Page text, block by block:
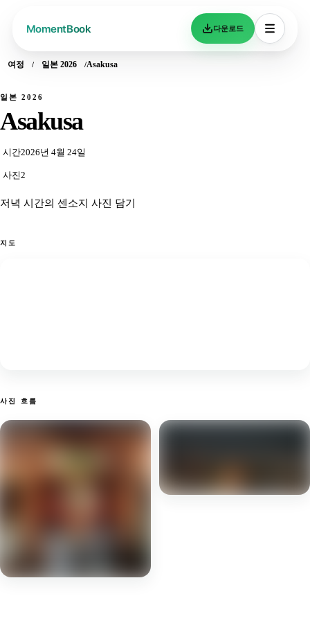
다운로드
여정 일본 2026 Asakusa
일본 2026
Asakusa
시간2026년 4월 24일
사진2
저녁 시간의 센소지 사진 담기
지도
사진 흐름